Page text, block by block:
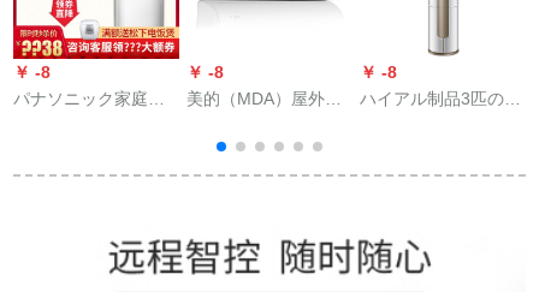
￥ -8
パナソニック家庭用
白エアンコン大3匹
￥ -8
美的（MDA）屋外机
エアン直流変域冷房
暖暖化暖房M刻冷静
ン/BP 2 DN 8 Y-H
￥ -8
ハイアル制品3匹の冷
ギク効果のあるオウ
1